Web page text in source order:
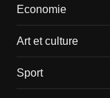
Economie
Art et culture
Sport